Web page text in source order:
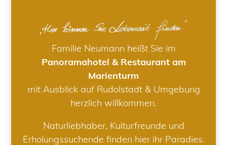
Familie Neumann heißt Sie im
Panoramahotel & Restaurant am
Marienturm
mit Ausblick auf Rudolstadt & Umgebung
herzlich willkommen.
Naturliebhaber, Kulturfreunde und
Erholungssuchende finden hier ihr Paradies.